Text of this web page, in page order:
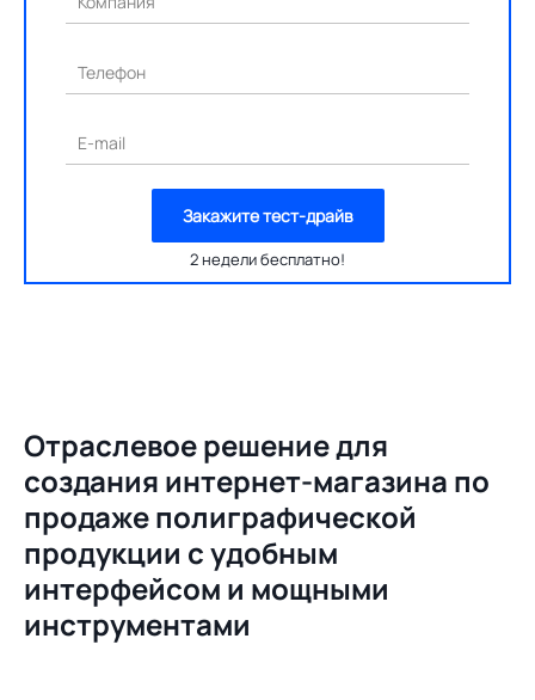
Телефон
E-mail
Закажите тест-драйв
2 недели бесплатно!
Отраслевое решение для
создания интернет-магазина по
продаже полиграфической
продукции с удобным
интерфейсом и мощными
инструментами